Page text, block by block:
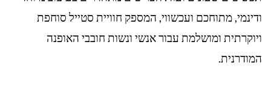
ודינמי, מתוחכם ועכשווי, המספק חוויית סטייל סוחפת
ויוקרתית ומושלמת עבור אנשי ונשות חובבי האופנה
המודרנית.